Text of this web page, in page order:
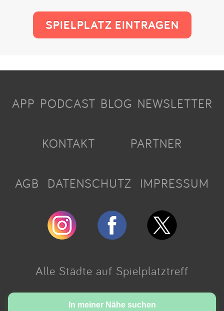
SPIELPLATZ EINTRAGEN
In meiner Nähe suchen
APP PODCAST BLOG NEWSLETTER
KONTAKT PARTNER
AGB DATENSCHUTZ IMPRESSUM
Alle Städte auf Spielplatztreff
Made with love in Cologne.